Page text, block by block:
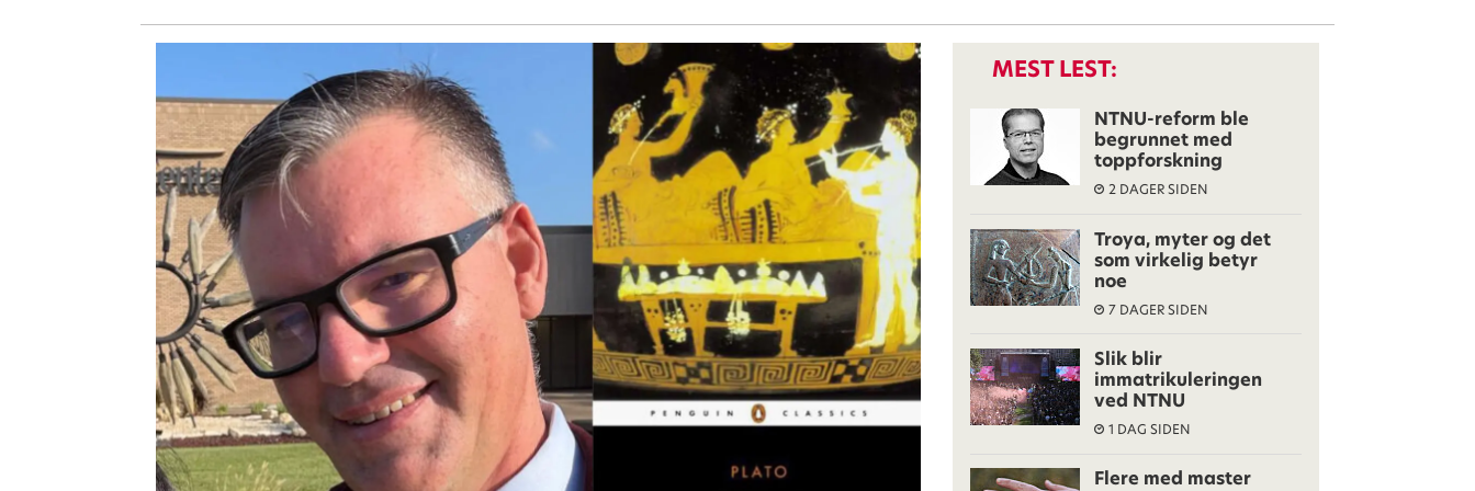
MEST LEST:
NTNU-reform ble
begrunnet med
toppforskning
2 DAGER SIDEN
Troya, myter og det
som virkelig betyr
noe
7 DAGER SIDEN
Slik blir
immatrikuleringen
ved NTNU
1 DAG SIDEN
Flere med master